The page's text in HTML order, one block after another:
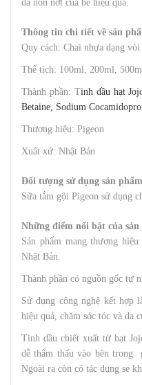
da non nớt của bé hiệu quả.
Thông tin chi tiết về sản
Quy cách: Chai nhựa dạng
Thể tích: 100ml, 200ml,
Thành phần: Tinh dầu hạt
Betaine, Sodium
Thương hiệu: Pigeon
Xuất xứ: Nhật Bản
Đối tượng sử dụng sản
Sữa tắm gội Pigeon sử dụng
Những điểm nổi bật của
Sản phẩm mang thương
Nhật Bản.
Thành phần có nguồn gốc tự
Sử dụng công nghệ kết hợp
hiệu quả, chăm sóc tóc và da
Tinh dầu chiết xuất từ hạt
dễ thẩm thấu vào bên trong
Ngoài ra còn có tác dụng se